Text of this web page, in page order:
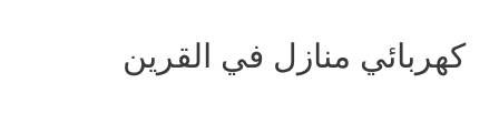
كهربائي منازل في القرين